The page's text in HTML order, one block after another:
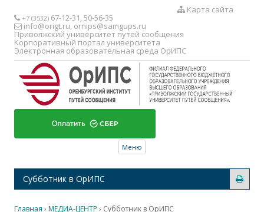
Карта сайта
+7 (3532) 67-12-31, 50-56-35
info@origt.ru, ornips@samgups.ru
Приволжский университет путей сообщения
Корпоративный портал университета
Электронная образовательная среда ОрИПС
Меню
Субботник в ОрИПС
Главная › МЕДИА-ЦЕНТР › Субботник в ОрИПС